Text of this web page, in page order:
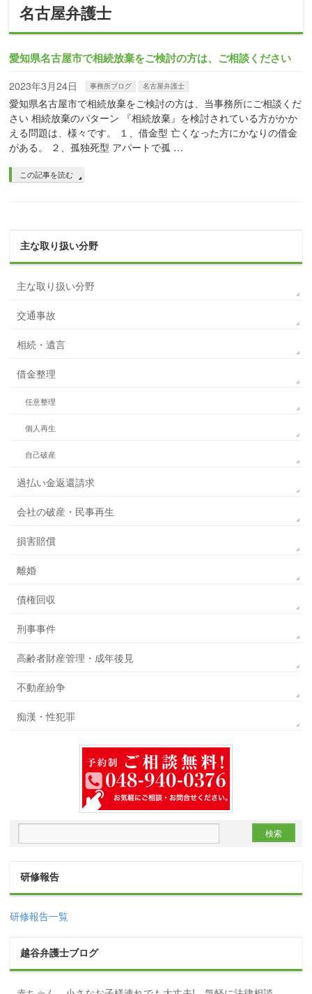
名古屋弁護士
愛知県名古屋市で相続放棄をご検討の方は、ご相談ください
2023年3月24日 事務所ブログ 名古屋弁護士
愛知県名古屋市で相続放棄をご検討の方は、当事務所にご相談くだ
さい 相続放棄のパターン 『相続放棄』を検討されている方がかか
える問題は、様々です。 １、借金型 亡くなった方にかなりの借金
がある。 ２、孤独死型 アパートで孤 …
この記事を読む
主な取り扱い分野
主な取り扱い分野
交通事故
相続・遺言
借金整理
任意整理
個人再生
自己破産
過払い金返還請求
会社の破産・民事再生
損害賠償
離婚
債権回収
刑事事件
高齢者財産管理・成年後見
不動産紛争
痴漢・性犯罪
研修報告
研修報告一覧
越谷弁護士ブログ